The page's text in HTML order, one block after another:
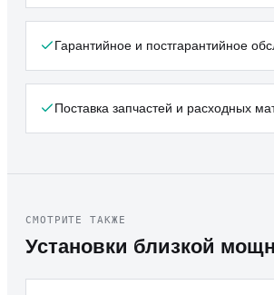
Гарантийное и постгарантийное
Поставка запчастей и расходных
СМОТРИТЕ ТАКЖЕ
Установки близкой